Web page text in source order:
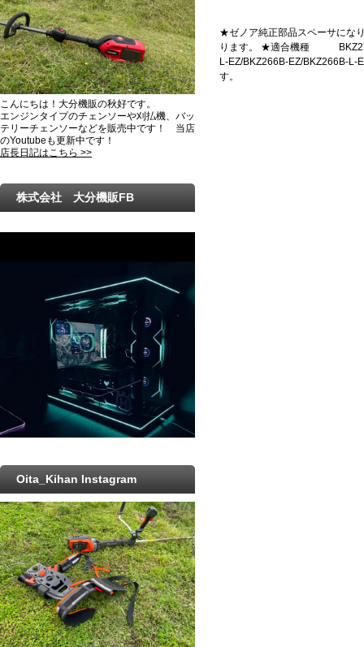
★ゼノア純正部品スペーサに
ります。 ★適合機種
L-EZ/BKZ266B-EZ/BKZ266B-
す。
こんにちは！大分機販の秋好です。
エンジンタイプのチェンソーや刈払機、バッ
テリーチェンソーなどを販売中です！ 当店
のYoutubeも更新中です！
店長日記はこちら >>
株式会社 大分機販FB
Oita_Kihan Instagram